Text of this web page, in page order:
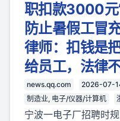
职扣款3000元
防止暑假工冒
律师：扣钱是
给员工，法律
news.qq.com 2026-07-
制造业, 电子/仪器/计算机
宁波一电子厂招聘时